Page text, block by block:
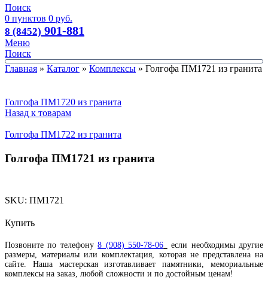
Поиск
0 пунктов 0 руб.
8 (8452) 901-881
Меню
Поиск
Главная » Каталог » Комплексы » Голгофа ПМ1721 из гранита
Голгофа ПМ1720 из гранита
Назад к товарам
Голгофа ПМ1722 из гранита
Голгофа ПМ1721 из гранита
SKU: ПМ1721
Купить
Позвоните по телефону8 (908) 550-78-06
если необходимы другие
размеры, материалы или комплектация, которая не представлена на
сайте. Наша мастерская изготавливает памятники, мемориальные
комплексы на заказ, любой сложности и по достойным ценам!